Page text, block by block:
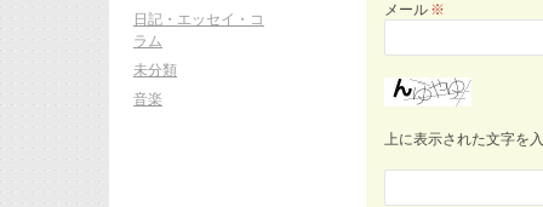
メール ※
上に表示された文字を
日記・エッセイ・コ
ラム
未分類
音楽